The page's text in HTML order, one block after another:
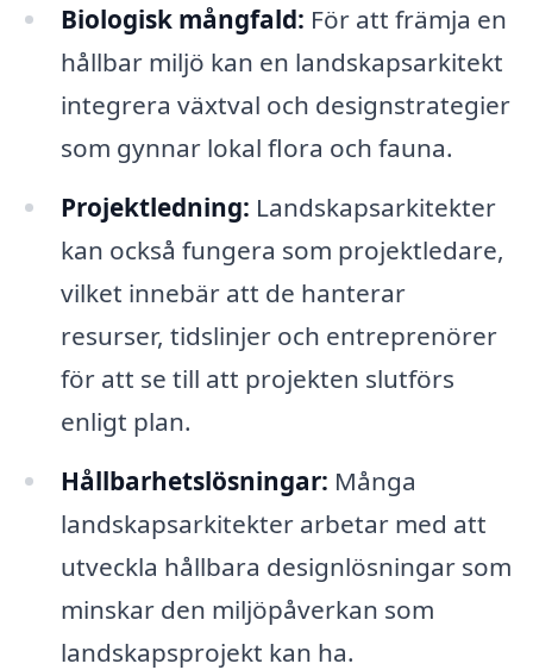
Biologisk mångfald: För att främja en
hållbar miljö kan en landskapsarkitekt
integrera växtval och designstrategier
som gynnar lokal flora och fauna.
Projektledning: Landskapsarkitekter
kan också fungera som projektledare,
vilket innebär att de hanterar
resurser, tidslinjer och entreprenörer
för att se till att projekten slutförs
enligt plan.
Hållbarhetslösningar: Många
landskapsarkitekter arbetar med att
utveckla hållbara designlösningar som
minskar den miljöpåverkan som
landskapsprojekt kan ha.